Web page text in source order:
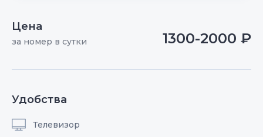
Цена
за номер в сутки 1300-2000 ₽
Удобства
Телевизор